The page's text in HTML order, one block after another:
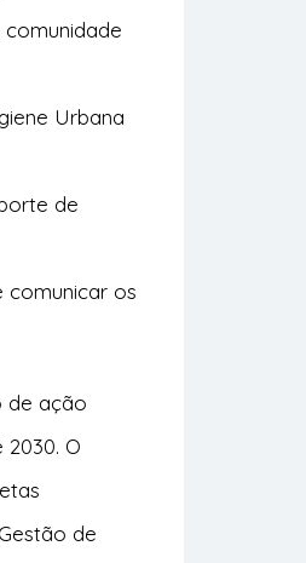
Urbana
de
comunicar os
de ação
O
de